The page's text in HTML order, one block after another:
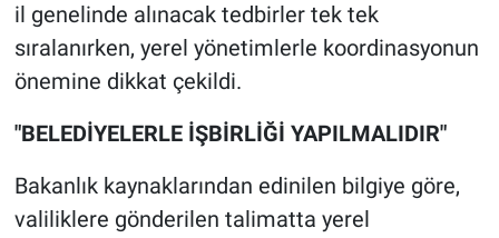
il genelinde alınacak tedbirler tek tek
sıralanırken, yerel yönetimlerle koordinasyonun
önemine dikkat çekildi.
"BELEDİYELERLE İŞBİRLİĞİ YAPILMALIDIR"
Bakanlık kaynaklarından edinilen bilgiye göre,
valiliklere gönderilen talimatta yerel